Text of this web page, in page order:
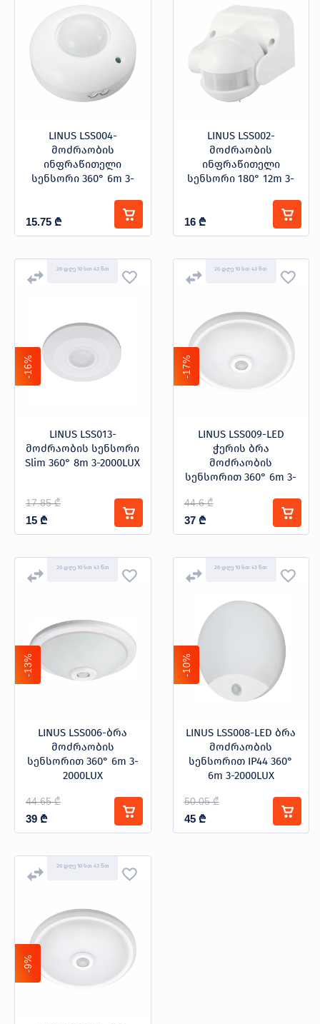
ბრა მოძრაობის სენსორით
მოძრაობის ინფრაწითელი სენსორი
LINUS LSS004-
მოძრაობის
ინფრაწითელი
სენსორი 360° 6m 3-
15.75 ₾
LINUS LSS002-
მოძრაობის
ინფრაწითელი
სენსორი 180° 12m 3-
16 ₾
26 დღე 10 სთ 43 წთ
-16%
LINUS LSS013-
მოძრაობის სენსორი
Slim 360° 8m 3-2000LUX
17.85 ₾
15 ₾
26 დღე 10 სთ 43 წთ
-17%
LINUS LSS009-LED
ჭერის ბრა
მოძრაობის
სენსორით 360° 6m 3-
44.6 ₾
37 ₾
26 დღე 10 სთ 43 წთ
-13%
LINUS LSS006-ბრა
მოძრაობის
სენსორით 360° 6m 3-
2000LUX
44.65 ₾
39 ₾
26 დღე 10 სთ 43 წთ
-10%
LINUS LSS008-LED ბრა
მოძრაობის
სენსორით IP44 360°
6m 3-2000LUX
50.05 ₾
45 ₾
26 დღე 10 სთ 43 წთ
-9%